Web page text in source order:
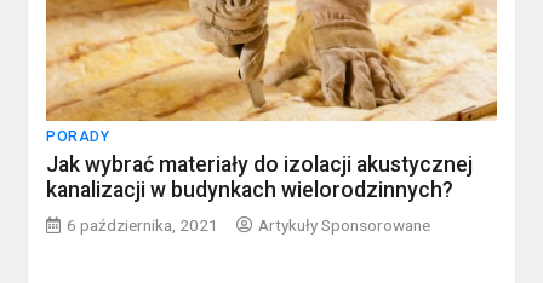
PORADY
Jak wybrać materiały do izolacji akustycznej
kanalizacji w budynkach wielorodzinnych?
6 października, 2021 Artykuły Sponsorowane